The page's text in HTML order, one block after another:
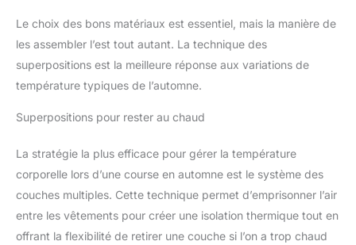
Le choix des bons matériaux est essentiel, mais la manière de
les assembler l’est tout autant. La technique des
superpositions est la meilleure réponse aux variations de
température typiques de l’automne.
Superpositions pour rester au chaud
La stratégie la plus efficace pour gérer la température
corporelle lors d’une course en automne est le système des
couches multiples. Cette technique permet d’emprisonner l’air
entre les vêtements pour créer une isolation thermique tout en
offrant la flexibilité de retirer une couche si l’on a trop chaud